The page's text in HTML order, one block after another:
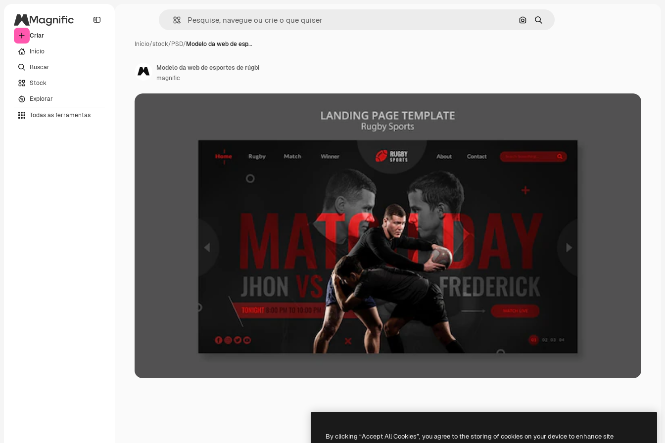
Criar
Início
Buscar
Stock
Explorar
Todas as ferramentas
Pesquisar por imagem
Buscar
Início/stock/PSD/Modelo da web de esp…
Modelo da web de esportes de rúgbi
magnific
By clicking “Accept All Cookies”, you agree to the storing of cookies on your device to enhance site